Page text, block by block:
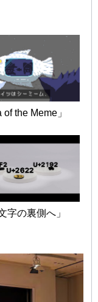
of the Meme」
字の裏側へ」